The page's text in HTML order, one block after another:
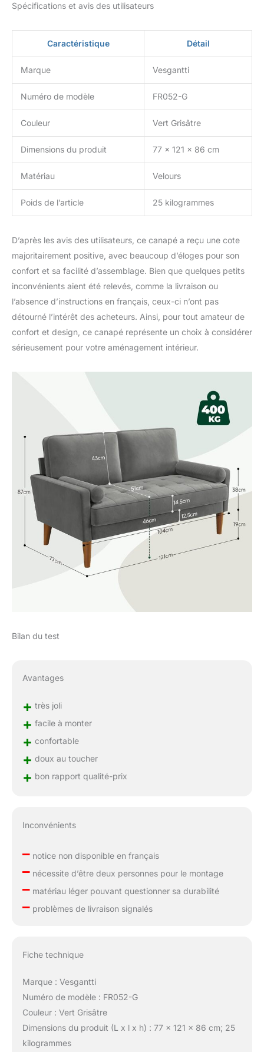
luxueux même en cas
partir d'un tissu de
face, dont les couleurs
varient en fonction de
l'orientation du tissu. En
outre, en raison de la
lumière différente et du
moniteur, il y aura une
légère différence de
couleur, l'image du
canapé a été autant que
couleur la plus réelle
Profitez de votre temps
(recommandé pour 2
personnes), vous
pouvez installer ce mini-
canapé en seulement 10
minutes. Veillez à ne pas
rayer le canapé lorsque
vous ouvrez l'emballage
sous vide. Les coussins
ont besoin de 24 à 48
complètement en raison
compressé. Il n'est donc
pas très moelleux et
confortable lorsque vous
venez de le déballer,
vous pouvez tapoter le
coussin pour le rendre
plus moelleux et plus
agréable
Spécifications et avis des utilisateurs
Caractéristique Détail
Marque Vesgantti
Numéro de modèle FR052-G
Couleur Vert Grisâtre
Dimensions du produit 77 x 121 x 86 cm
Matériau Velours
Poids de l’article 25 kilogrammes
D’après les avis des utilisateurs, ce canapé a reçu une cote
majoritairement positive, avec beaucoup d’éloges pour son
confort et sa facilité d’assemblage. Bien que quelques petits
inconvénients aient été relevés, comme la livraison ou
l’absence d’instructions en français, ceux-ci n’ont pas
détourné l’intérêt des acheteurs. Ainsi, pour tout amateur de
confort et design, ce canapé représente un choix à considérer
sérieusement pour votre aménagement intérieur.
Bilan du test
Avantages
+ très joli
+ facile à monter
+ confortable
+ doux au toucher
+ bon rapport qualité-prix
Inconvénients
–notice non disponible en français
–nécessite d’être deux personnes pour le montage
–matériau léger pouvant questionner sa durabilité
–problèmes de livraison signalés
Fiche technique
Marque : Vesgantti
Numéro de modèle : FR052-G
Couleur : Vert Grisâtre
Dimensions du produit (L x l x h) : 77 x 121 x 86 cm; 25
kilogrammes